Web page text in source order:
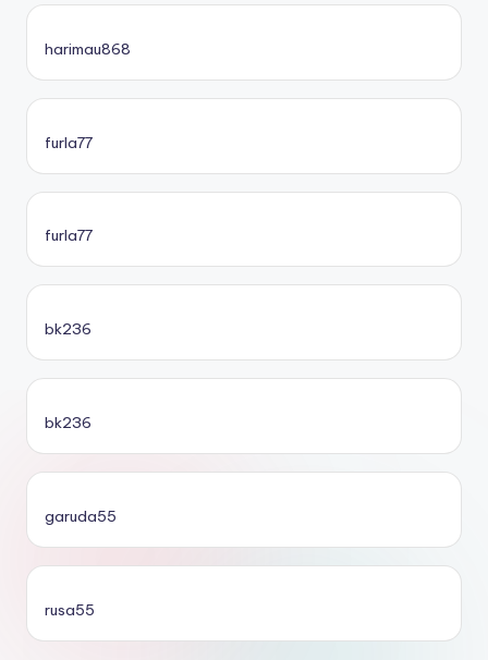
harimau868
furla77
furla77
bk236
bk236
garuda55
rusa55